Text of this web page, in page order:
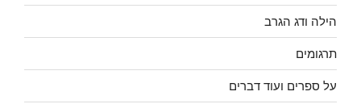
הילה ודג הגרב
תרגומים
על ספרים ועוד דברים